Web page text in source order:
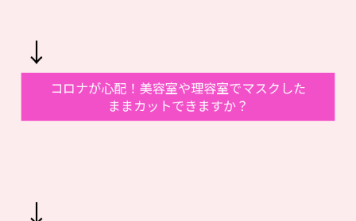
↓
コロナが心配！美容室や理容室でマスクした
ままカットできますか？
↓